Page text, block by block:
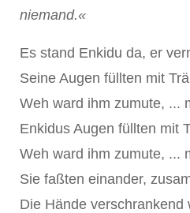
niemand.«
Es stand Enkidu da, er
Seine Augen füllten mit
Weh ward ihm zumute, ...
Enkidus Augen füllten mit
Weh ward ihm zumute, ...
Sie faßten einander,
Die Hände verschrankend